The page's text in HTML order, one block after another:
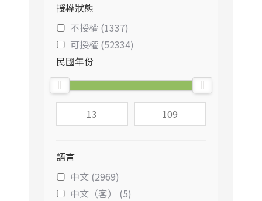
授權狀態
不授權 (1337)
可授權 (52334)
民國年份
語言
中文 (2969)
中文（客） (5)